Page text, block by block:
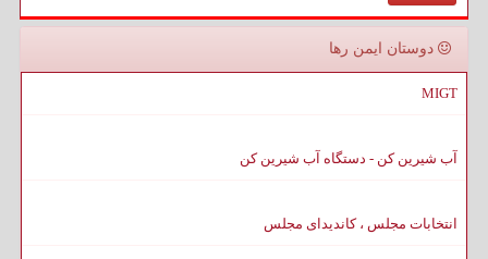
دوستان ایمن رها
MIGT
آب شیرین کن - دستگاه آب شیرین کن
انتخابات مجلس ، کاندیدای مجلس